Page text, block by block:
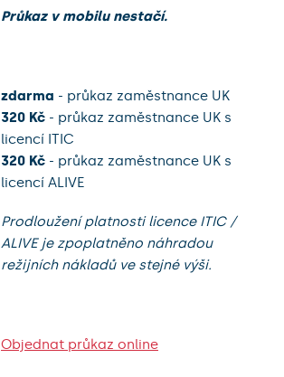
Průkaz v mobilu nestačí.
zdarma - průkaz zaměstnance UK
320 Kč - průkaz zaměstnance UK s
licencí ITIC
320 Kč - průkaz zaměstnance UK s
licencí ALIVE
Prodloužení platnosti licence ITIC /
ALIVE je zpoplatněno náhradou
režijních nákladů ve stejné výši.
Objednat průkaz online